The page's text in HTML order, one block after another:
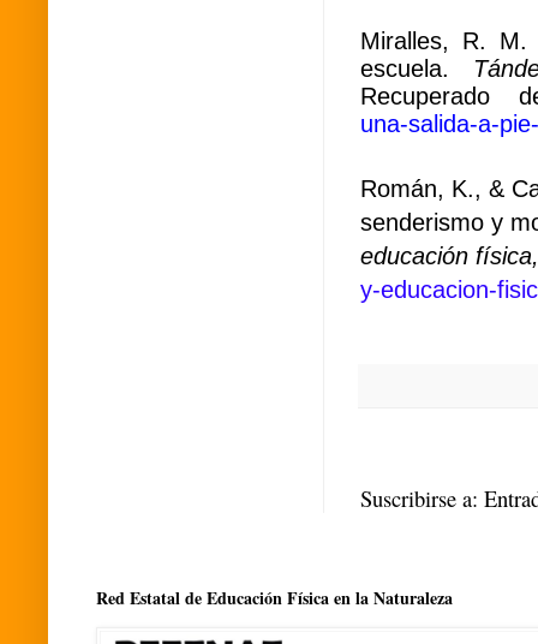
Miralles, R. M.
escuela.
Recuperado
una-salida-a-
Román, K., &
senderismo y
educación
y-educacion-
Suscribirse a:
Red Estatal de Educación Física en la Naturaleza